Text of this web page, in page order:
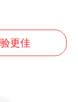
更佳